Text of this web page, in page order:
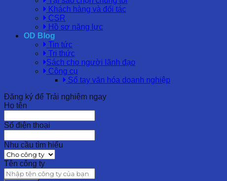
Khách hàng và đối tác
CSR
Hồ sơ năng lực
OD Blog
Tin tức
Tri thức
Sách cho người lãnh đạo
Công cụ
Sổ tay văn hóa doanh nghiệp
Đăng ký để Trải nghiệm ngay
Họ tên
Số điện thoại
Nhu cầu tìm hiểu
Tên công ty